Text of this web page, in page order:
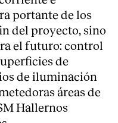
portante de los
del proyecto, sino
el futuro: control
de
de iluminación
áreas de
Hallernos